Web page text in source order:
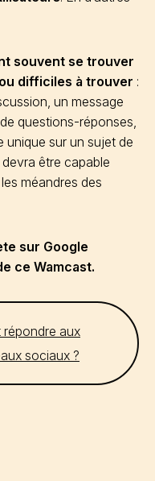
souvent se trouver
difficiles à trouver :
un message
questions-réponses,
unique sur un sujet de
être capable
méandres des
sur Google
ce Wamcast.
répondre aux
sociaux ?